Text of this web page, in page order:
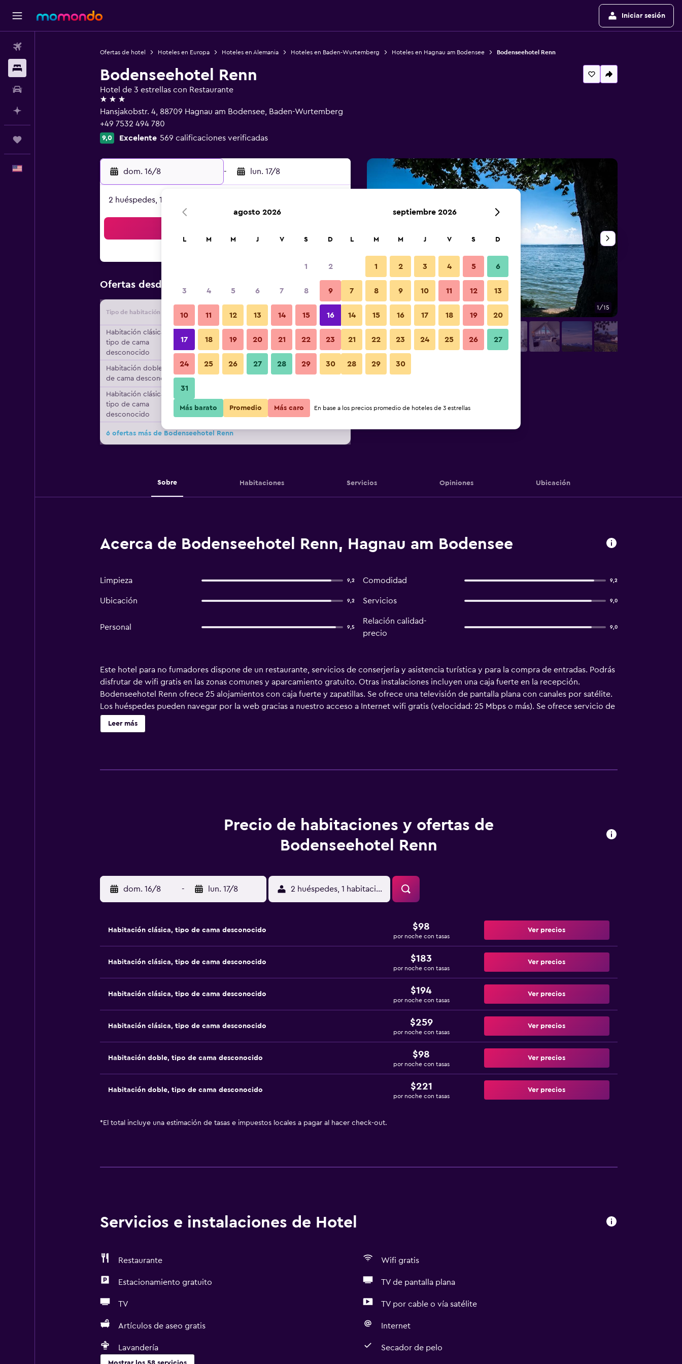
Iniciar sesión
Ofertas de hotel Hoteles en Europa Hoteles en Alemania Hoteles en Baden-Wurtemberg Hoteles en Hagnau am Bodensee Bodenseehotel Renn
Bodenseehotel Renn
Hotel de 3 estrellas con Restaurante
3 estrellas
Hansjakobstr. 4, 88709 Hagnau am Bodensee, Baden-Wurtemberg
+49 7532 494 780
9,0 Excelente 569 calificaciones verificadas
dom. 16/8 - lun. 17/8
2 huéspedes, 1 habitación
Ofertas desde Oferta más barata de precio por noche
Tipo de habitación Proveedor Total noche
Habitación clásica,
tipo de cama
desconocido
$98 Ver oferta
Habitación doble, tipo
de cama desconocido
$98 Ver oferta
Habitación clásica,
tipo de cama
desconocido
$183 Ver oferta
6 ofertas más de Bodenseehotel Renn
Otros 1/15
Fotos
Sobre Habitaciones Servicios Opiniones Ubicación
Acerca de Bodenseehotel Renn, Hagnau am Bodensee
Limpieza 9,2 Comodidad 9,2
Ubicación 9,2 Servicios 9,0
Personal 9,5
Relación calidad-
precio
9,0
Este hotel para no fumadores dispone de un restaurante, servicios de conserjería y asistencia turística y para la compra de entradas. Podrás
disfrutar de wifi gratis en las zonas comunes y aparcamiento gratuito. Otras instalaciones incluyen una caja fuerte en la recepción.
Bodenseehotel Renn ofrece 25 alojamientos con caja fuerte y zapatillas. Se ofrece una televisión de pantalla plana con canales por satélite.
Los huéspedes pueden navegar por la web gracias a nuestro acceso a Internet wifi gratis (velocidad: 25 Mbps o más). Se ofrece servicio de
limpieza todos los días y es posible solicitar juegos de cama hipoalergénicos. Se pueden practicar las actividades de ocio y esparcimiento
que se indican más abajo en las instalaciones o cerca del alojamiento (es posible que se aplique un recargo).
Leer más
Precio de habitaciones y ofertas de
Bodenseehotel Renn
dom. 16/8 - lun. 17/8 2 huéspedes, 1 habitación
Habitación clásica, tipo de cama desconocido $98
por noche con tasas
Ver precios
Habitación clásica, tipo de cama desconocido $183
por noche con tasas
Ver precios
Habitación clásica, tipo de cama desconocido $194
por noche con tasas
Ver precios
Habitación clásica, tipo de cama desconocido $259
por noche con tasas
Ver precios
Habitación doble, tipo de cama desconocido $98
por noche con tasas
Ver precios
Habitación doble, tipo de cama desconocido $221
por noche con tasas
Ver precios
* El total incluye una estimación de tasas e impuestos locales a pagar al hacer check-out.
Servicios e instalaciones de Hotel
Restaurante Wifi gratis
Estacionamiento gratuito TV de pantalla plana
TV TV por cable o vía satélite
Artículos de aseo gratis Internet
Lavandería Secador de pelo
agosto 2026
L M M J V S D
1 2
3 4 5 6 7 8 9
10 11 12 13 14 15 16
17 18 19 20 21 22 23
24 25 26 27 28 29 30
31
septiembre 2026
L M M J V S D
1 2 3 4 5 6
7 8 9 10 11 12 13
14 15 16 17 18 19 20
21 22 23 24 25 26 27
28 29 30
Más barato Promedio Más caro En base a los precios promedio de hoteles de 3 estrellas